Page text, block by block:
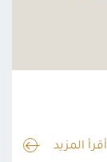
أقرأ المزيد